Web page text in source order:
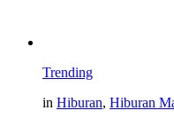
Trending
in Hiburan, Hiburan